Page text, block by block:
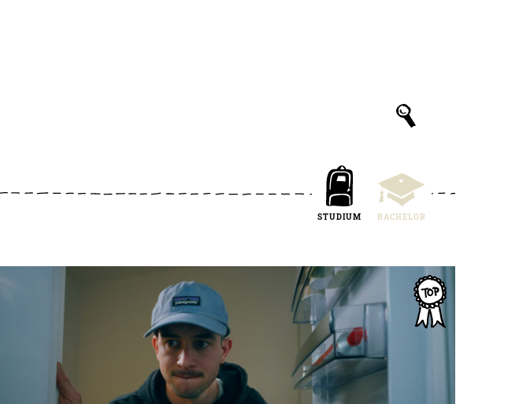
STUDIUM BACHELOR